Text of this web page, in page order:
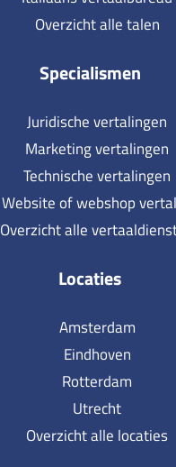
Overzicht alle talen
Specialismen
Juridische vertalingen
Marketing vertalingen
Technische vertalingen
Website of webshop
Overzicht alle
Locaties
Amsterdam
Eindhoven
Rotterdam
Utrecht
Overzicht alle locaties